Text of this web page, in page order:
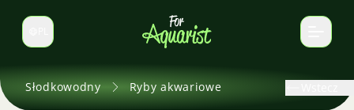
Zmień język
Słodkowodny Ryby akwariowe